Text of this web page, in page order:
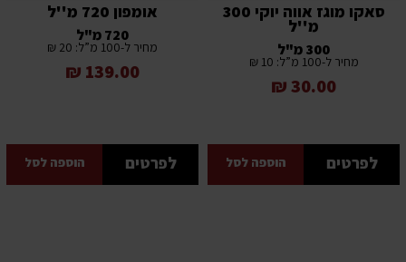
סאקו מוגז אווה יוקי 300
מ''ל
300 מ"ל
מחיר ל-100 מ”ל: 10 ₪
30.00 ₪
לפרטים הוספה לסל
אומפון 720 מ''ל
720 מ"ל
מחיר ל-100 מ”ל: 20 ₪
139.00 ₪
לפרטים הוספה לסל